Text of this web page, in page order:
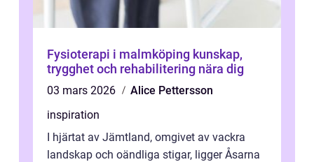
Fysioterapi i malmköping kunskap,
trygghet och rehabilitering nära dig
03 mars 2026
Alice Pettersson
inspiration
I hjärtat av Jämtland, omgivet av vackra
landskap och oändliga stigar, ligger Åsarna